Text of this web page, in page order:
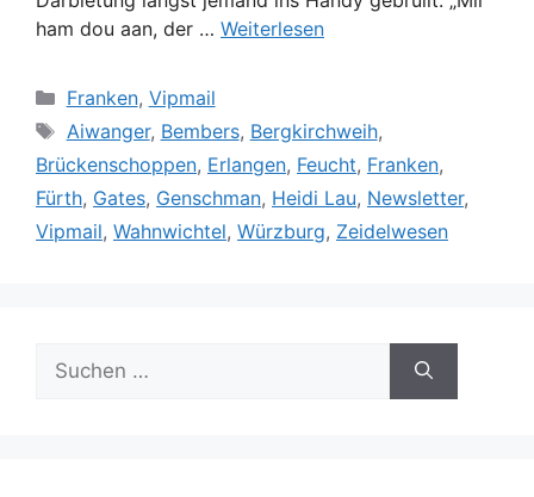
ham dou aan, der … Weiterlesen
Kategorien
Franken, Vipmail
Schlagwörter
Aiwanger, Bembers, Bergkirchweih,
Brückenschoppen, Erlangen, Feucht, Franken,
Fürth, Gates, Genschman, Heidi Lau, Newsletter,
Vipmail, Wahnwichtel, Würzburg, Zeidelwesen
Suche
nach: